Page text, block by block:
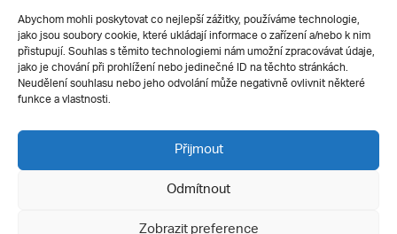
Abychom mohli poskytovat co nejlepší zážitky, používáme technologie,
jako jsou soubory cookie, které ukládají informace o zařízení a/nebo k nim
přistupují. Souhlas s těmito technologiemi nám umožní zpracovávat údaje,
jako je chování při prohlížení nebo jedinečné ID na těchto stránkách.
Neudělení souhlasu nebo jeho odvolání může negativně ovlivnit některé
funkce a vlastnosti.
Přijmout
Odmítnout
Silverius
Pro uchazeče
Přijímací řízení
E-prihlaska
Přípravné kurzy
Ochrana soukromí
Všechna práva vyhrazena